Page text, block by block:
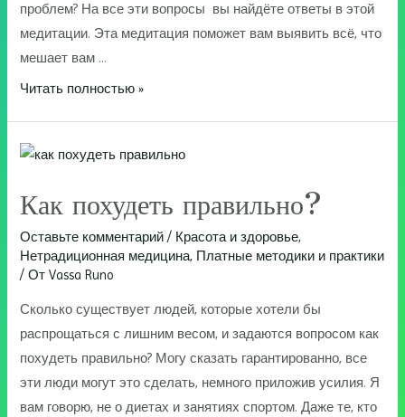
проблем? На все эти вопросы вы найдёте ответы в этой
медитации. Эта медитация поможет вам выявить всё, что
мешает вам …
Что
в
Читать полностью »
Как похудеть правильно?
Оставьте комментарий / Красота и здоровье,
Нетрадиционная медицина, Платные методики и практики
/ От Vassa Runo
Сколько существует людей, которые хотели бы
распрощаться с лишним весом, и задаются вопросом как
похудеть правильно? Могу сказать гарантированно, все
эти люди могут это сделать, немного приложив усилия. Я
вам говорю, не о диетах и занятиях спортом. Даже те, кто